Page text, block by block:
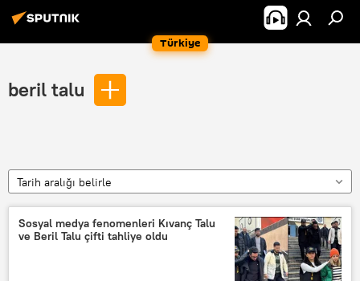
Türkiye
beril talu
Tarih aralığı belirle
Sosyal medya fenomenleri Kıvanç Talu
ve Beril Talu çifti tahliye oldu